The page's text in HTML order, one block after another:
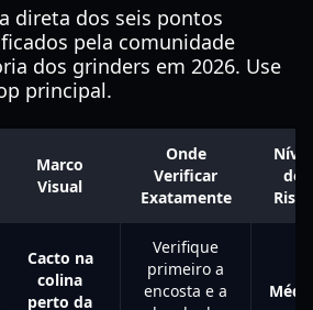
direta dos seis pontos
pela comunidade
dos grinders em 2026. Use
principal.
Marco
Visual
Onde
Verificar
Exatamente
Nível
de
Risco
Cacto na
colina
perto da
Verifique
primeiro a
encosta e a